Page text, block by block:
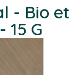
- Bio et
15 G